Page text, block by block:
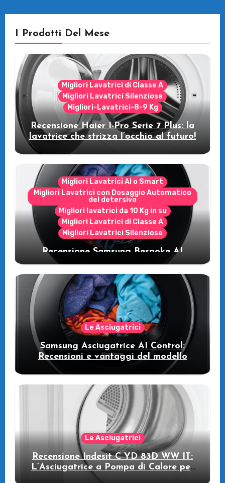
I Prodotti Del Mese
Migliori Lavatrici di Classe A
Migliori Lavatrici Silenziose
Migliori-Lavatrici-8-9 Kg
Recensione Haier I-Pro Serie 7 Plus: la
lavatrice che strizza l’occhio al futuro!
Migliori Lavatrici AI o Smart
Migliori Lavatrici con Dosaggio Automatico
del detersivo
Migliori lavatrici da 10 Kg in su
Migliori Lavatrici di Classe A
Migliori Lavatrici Silenziose
Recensione Samsung Bespoke AI
WW11DB7B94GE/U3: la lavatrice
intelligente che fa risparmiare
Le Asciugatrici
Samsung Asciugatrice AI Control:
Recensioni e vantaggi del modello
Le Asciugatrici
Recensione Indesit C YD 83D WW IT:
L’Asciugatrice a Pompa di Calore per
il Tuo Benessere